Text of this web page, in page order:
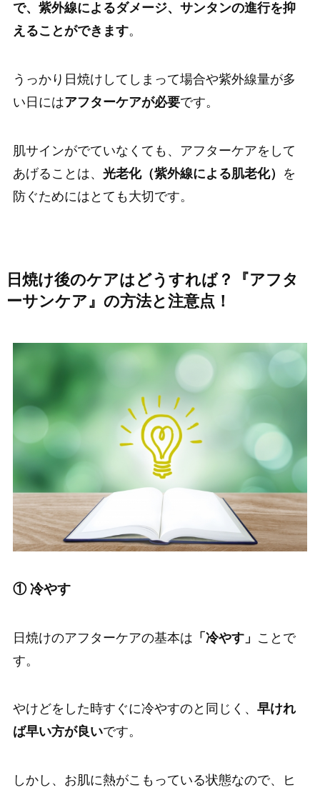
で、紫外線によるダメージ、サンタンの進行を抑
えることができます。
うっかり日焼けしてしまって場合や紫外線量が多
い日にはアフターケアが必要です。
肌サインがでていなくても、アフターケアをして
あげることは、 光老化（紫外線による肌老化）
を
防ぐためにはとても大切です。
日焼け後のケアはどうすれば？『アフタ
ーサンケア』の方法と注意点！
① 冷やす
日焼けのアフターケアの基本は 「冷やす」 ことで
す。
やけどをした時すぐに冷やすのと同じく、 早けれ
ば早い方が良いです。
しかし、お肌に熱がこもっている状態なので、ヒ